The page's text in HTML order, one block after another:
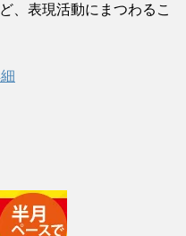
、表現活動にまつわるこ